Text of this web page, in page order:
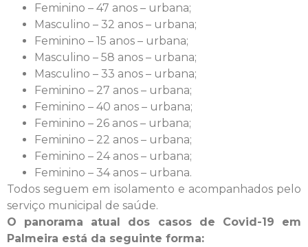
Feminino – 47 anos – urbana;
Masculino – 32 anos – urbana;
Feminino – 15 anos – urbana;
Masculino – 58 anos – urbana;
Masculino – 33 anos – urbana;
Feminino – 27 anos – urbana;
Feminino – 40 anos – urbana;
Feminino – 26 anos – urbana;
Feminino – 22 anos – urbana;
Feminino – 24 anos – urbana;
Feminino – 34 anos – urbana.
Todos seguem em isolamento e acompanhados pelo
serviço municipal de saúde.
O panorama atual dos casos de Covid-19 em
Palmeira está da seguinte forma: